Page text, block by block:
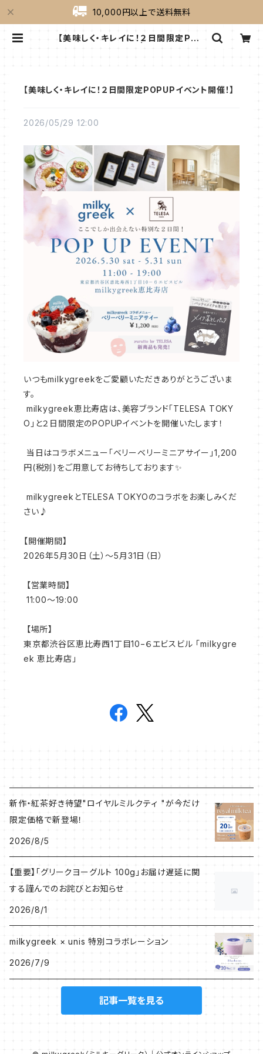
10,000円以上で送料無料
【美味しく・キレイに！２日間限定POP
【美味しく・キレイに！２日間限定POPUPイベント開催！】
2026/05/29 12:00
いつもmilkygreekをご愛顧いただきありがとうございま
す。
milkygreek恵比寿店は、美容ブランド「TELESA TOKY
O」と２日間限定のPOPUPイベントを開催いたします！
当日はコラボメニュー「ベリーベリーミニアサイー」1,200
円(税別)をご用意してお待ちしております✨
milkygreekとTELESA TOKYOのコラボをお楽しみくだ
さい♪
【開催期間】
2026年5月30日（土）～5月31日（日）
【営業時間】
11:00～19:00
【場所】
東京都渋谷区恵比寿西1丁目10−６エビスビル 「milkygre
ek 恵比寿店」
新作・紅茶好き待望"ロイヤルミルクティ "が今だけ
限定価格で新登場！
2026/8/5
【重要】「グリークヨーグルト 100g」お届け遅延に関
する謹んでのお詫びとお知らせ
2026/8/1
milkygreek × unis 特別コラボレーション
2026/7/9
記事一覧を見る